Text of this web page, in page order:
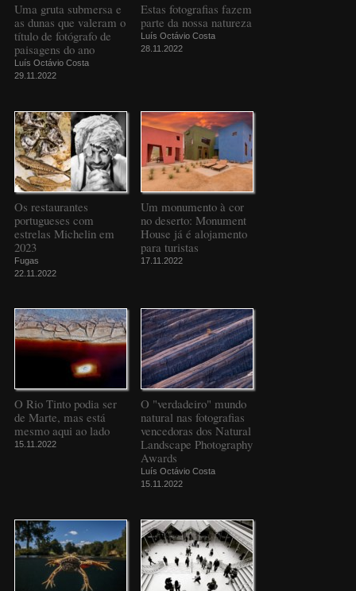
Uma gruta submersa e
as dunas que valeram o
título de fotógrafo de
paisagens do ano
Luís Octávio Costa
29.11.2022
Estas fotografias fazem
parte da nossa natureza
Luís Octávio Costa
28.11.2022
Os restaurantes
portugueses com
estrelas Michelin em
2023
Fugas
22.11.2022
Um monumento à cor
no deserto: Monument
House já é alojamento
para turistas
17.11.2022
O Rio Tinto podia ser
de Marte, mas está
mesmo aqui ao lado
15.11.2022
O "verdadeiro" mundo
natural nas fotografias
vencedoras dos Natural
Landscape Photography
Awards
Luís Octávio Costa
15.11.2022